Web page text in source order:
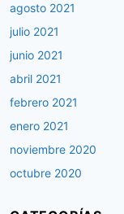
agosto 2021
julio 2021
junio 2021
abril 2021
febrero 2021
enero 2021
noviembre 2020
octubre 2020